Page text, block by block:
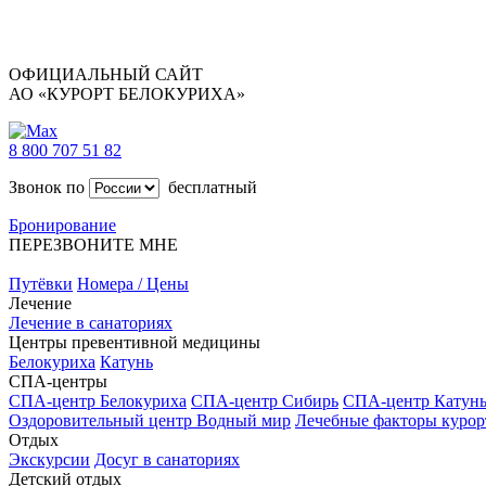
ОФИЦИАЛЬНЫЙ САЙТ
АО «КУРОРТ БЕЛОКУРИХА»
8 800 707 51 82
Звонок по
бесплатный
Бронирование
ПЕРЕЗВОНИТЕ МНЕ
Путёвки Номера / Цены
Лечение
Лечение в санаториях
Центры превентивной медицины
Белокуриха Катунь
СПА-центры
СПА-центр Белокуриха СПА-центр Сибирь СПА-центр Катунь
Оздоровительный центр Водный мир Лечебные факторы
Отдых
Экскурсии Досуг в санаториях
Детский отдых